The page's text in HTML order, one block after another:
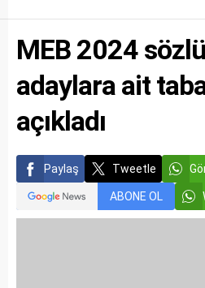
MEB 2024
adaylara ait
açıkladı
Paylaş Tweetle
ABONE OL